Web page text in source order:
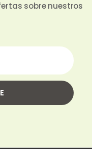
sobre nuestros